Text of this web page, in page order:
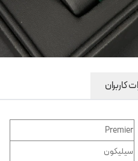
کاربران
Premier
سيليكون